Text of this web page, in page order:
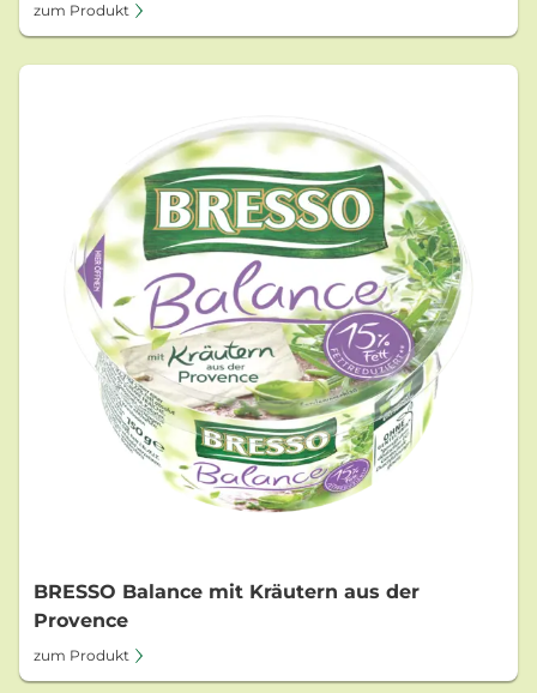
zum Produkt
BRESSO Balance mit Kräutern aus der
Provence
zum Produkt